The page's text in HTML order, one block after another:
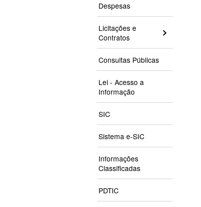
Despesas
Licitações e
Contratos
Consultas Públicas
Lei - Acesso a
Informação
SIC
Sistema e-SIC
Informações
Classificadas
PDTIC